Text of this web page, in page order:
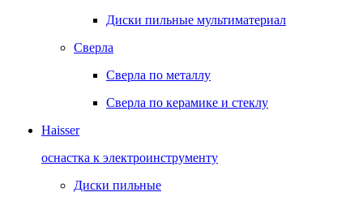
Диски пильные мультиматериал
Сверла
Сверла по металлу
Сверла по керамике и стеклу
Haisser
оснастка к электроинструменту
Диски пильные